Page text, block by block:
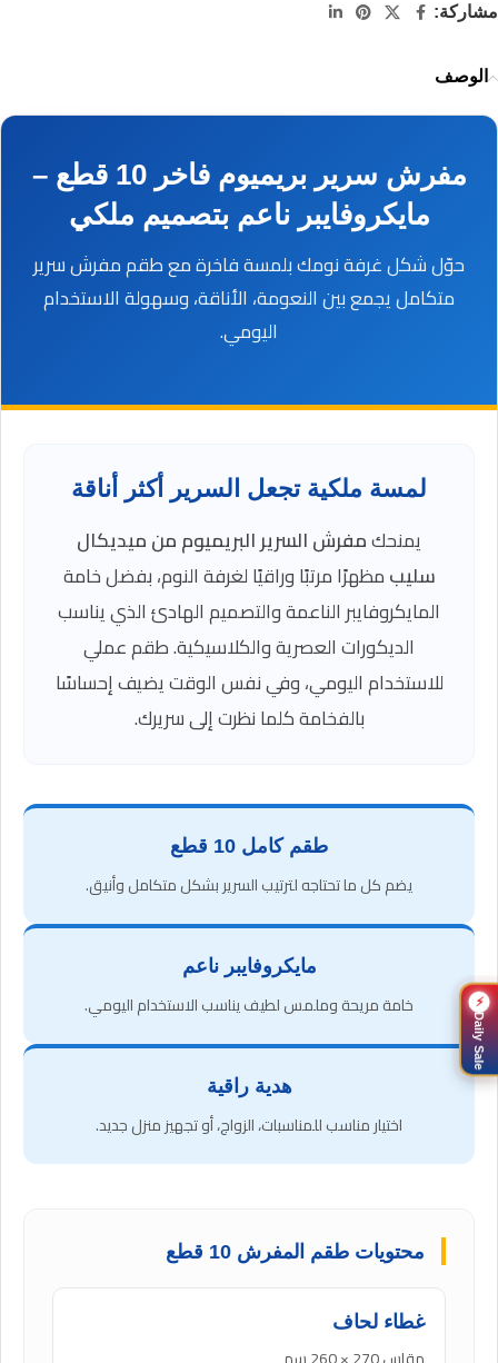
مشاركة:
الوصف
مفرش سرير بريميوم فاخر 10 قطع –
مايكروفايبر ناعم بتصميم ملكي
حوّل شكل غرفة نومك بلمسة فاخرة مع طقم مفرش سرير
متكامل يجمع بين النعومة، الأناقة، وسهولة الاستخدام
اليومي.
لمسة ملكية تجعل السرير أكثر أناقة
يمنحكمفرش السرير البريميوم من ميديكال
سليبمظهرًا مرتبًا وراقيًا لغرفة النوم، بفضل خامة
المايكروفايبر الناعمة والتصميم الهادئ الذي يناسب
الديكورات العصرية والكلاسيكية. طقم عملي
للاستخدام اليومي، وفي نفس الوقت يضيف إحساسًا
بالفخامة كلما نظرت إلى سريرك.
طقم كامل 10 قطع
يضم كل ما تحتاجه لترتيب السرير بشكل متكامل وأنيق.
مايكروفايبر ناعم
خامة مريحة وملمس لطيف يناسب الاستخدام اليومي.
هدية راقية
اختيار مناسب للمناسبات، الزواج، أو تجهيز منزل جديد.
محتويات طقم المفرش 10 قطع
غطاء لحاف
⚡
Daily Sale